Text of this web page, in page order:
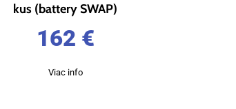
kus (battery SWAP)
162 €
Viac info